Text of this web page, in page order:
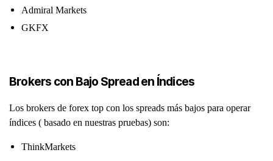
Admiral Markets
GKFX
Brokers con Bajo Spread en Índices
Los brokers de forex top con los spreads más bajos para operar
índices ( basado en nuestras pruebas) son:
ThinkMarkets